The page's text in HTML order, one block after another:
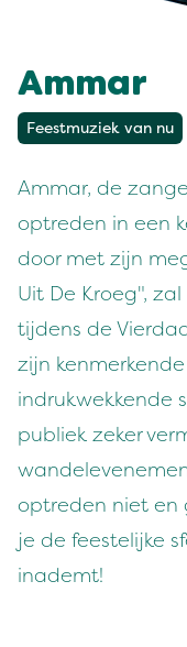
Ammar
Feestmuziek van nu
Ammar, de
optreden in een
door met zijn
Uit De Kroeg",
tijdens de
zijn
indrukwekkende
publiek zeker
optreden niet en
je de feestelijke
inademt!